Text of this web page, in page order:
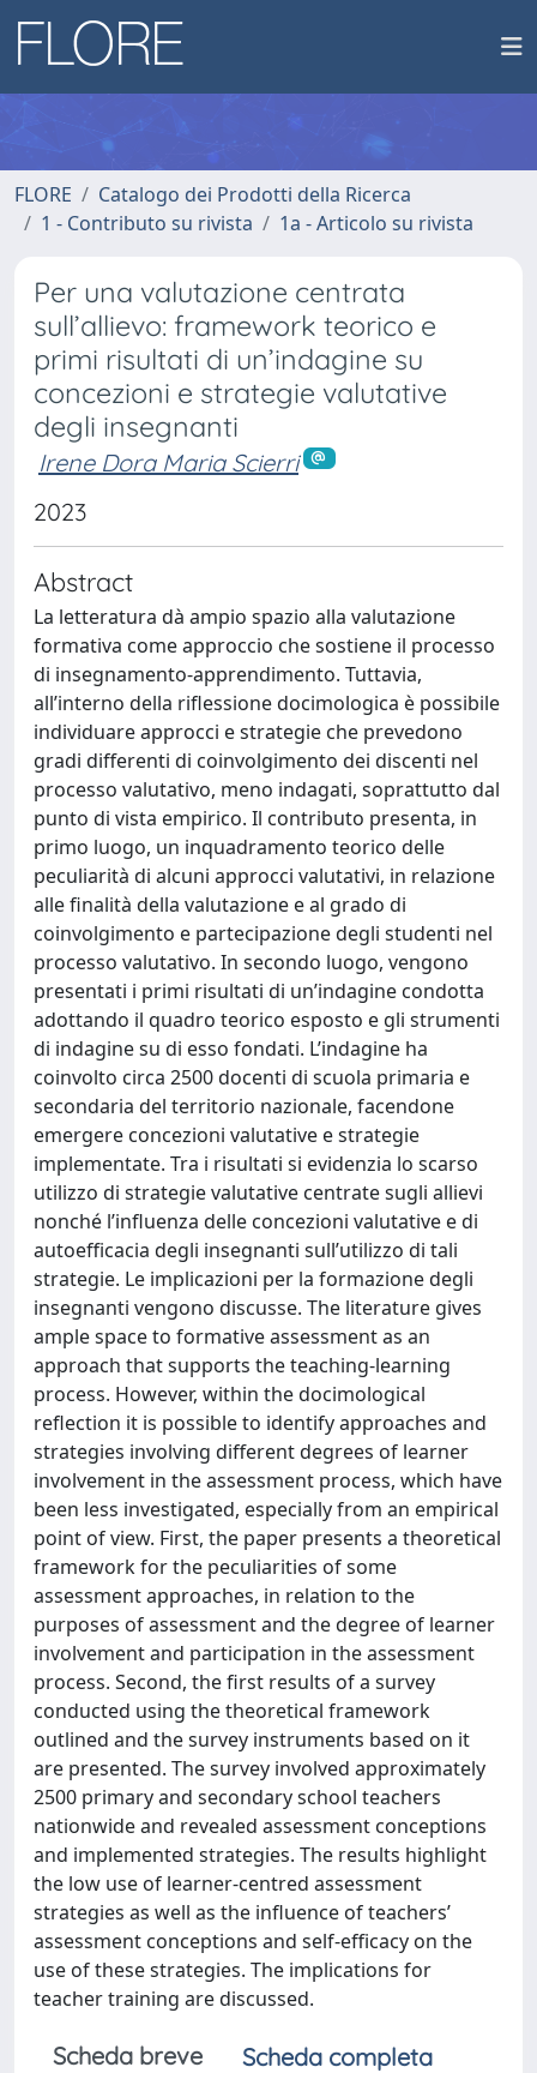
FLORE
Catalogo dei Prodotti della Ricerca
1 - Contributo su rivista
1a - Articolo su rivista
Per una valutazione centrata
sull’allievo: framework teorico e
primi risultati di un’indagine su
concezioni e strategie valutative
degli insegnanti
Irene Dora Maria Scierri
2023
Abstract
La letteratura dà ampio spazio alla valutazione
formativa come approccio che sostiene il processo
di insegnamento-apprendimento. Tuttavia,
all’interno della riflessione docimologica è possibile
individuare approcci e strategie che prevedono
gradi differenti di coinvolgimento dei discenti nel
processo valutativo, meno indagati, soprattutto dal
punto di vista empirico. Il contributo presenta, in
primo luogo, un inquadramento teorico delle
peculiarità di alcuni approcci valutativi, in relazione
alle finalità della valutazione e al grado di
coinvolgimento e partecipazione degli studenti nel
processo valutativo. In secondo luogo, vengono
presentati i primi risultati di un’indagine condotta
adottando il quadro teorico esposto e gli strumenti
di indagine su di esso fondati. L’indagine ha
coinvolto circa 2500 docenti di scuola primaria e
secondaria del territorio nazionale, facendone
emergere concezioni valutative e strategie
implementate. Tra i risultati si evidenzia lo scarso
utilizzo di strategie valutative centrate sugli allievi
nonché l’influenza delle concezioni valutative e di
autoefficacia degli insegnanti sull’utilizzo di tali
strategie. Le implicazioni per la formazione degli
insegnanti vengono discusse. The literature gives
ample space to formative assessment as an
approach that supports the teaching-learning
process. However, within the docimological
reflection it is possible to identify approaches and
strategies involving different degrees of learner
involvement in the assessment process, which have
been less investigated, especially from an empirical
point of view. First, the paper presents a theoretical
framework for the peculiarities of some
assessment approaches, in relation to the
purposes of assessment and the degree of learner
involvement and participation in the assessment
process. Second, the first results of a survey
conducted using the theoretical framework
outlined and the survey instruments based on it
are presented. The survey involved approximately
2500 primary and secondary school teachers
nationwide and revealed assessment conceptions
and implemented strategies. The results highlight
the low use of learner-centred assessment
strategies as well as the influence of teachers’
assessment conceptions and self-efficacy on the
use of these strategies. The implications for
teacher training are discussed.
Scheda breve
Scheda completa